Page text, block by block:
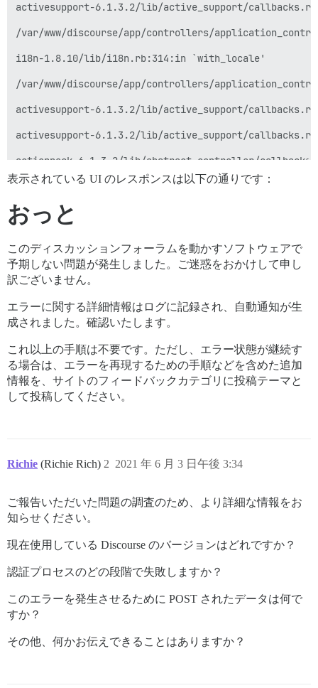
activesupport-6.1.3.2/lib/active_support/
/var/www/discourse/app/controllers/
i18n-1.8.10/lib/i18n.rb:314:in `with_locale'
/var/www/discourse/app/controllers/
activesupport-6.1.3.2/lib/active_support/
activesupport-6.1.3.2/lib/active_support/
actionpack-6.1.3.2/lib/abstract_controller/
actionpack-6.1.3.2/lib/action_controller/metal/
actionpack-6.1.3.2/lib/action_controller/metal/
activesupport-6.1.3.2/lib/active_support/
activesupport-6.1.3.2/lib/active_support/
actionpack-6.1.3.2/lib/action_controller/metal/
activerecord-6.1.3.2/lib/active_record/railties/
actionpack-6.1.3.2/lib/abstract_controller/
actionpack-6.1.3.2/lib/action_controller/
actionpack-6.1.3.2/lib/action_controller/
actionpack-6.1.3.2/lib/action_dispatch/routing/
actionpack-6.1.3.2/lib/action_dispatch/routing/
actionpack-6.1.3.2/lib/action_dispatch/journey/
actionpack-6.1.3.2/lib/action_dispatch/journey/
actionpack-6.1.3.2/lib/action_dispatch/journey/
actionpack-6.1.3.2/lib/action_dispatch/routing/
表示されている UI のレスポンスは以下の通りです：
おっと
このディスカッションフォーラムを動かすソフトウェアで
予期しない問題が発生しました。ご迷惑をおかけして申し
訳ございません。
エラーに関する詳細情報はログに記録され、自動通知が生
成されました。確認いたします。
これ以上の手順は不要です。ただし、エラー状態が継続す
る場合は、エラーを再現するための手順などを含めた追加
情報を、サイトのフィードバックカテゴリに投稿テーマと
して投稿してください。
Richie (Richie Rich) 2021 年 6 月 3 日午後 3:34
2
ご報告いただいた問題の調査のため、より詳細な情報をお
知らせください。
現在使用している Discourse のバージョンはどれですか？
認証プロセスのどの段階で失敗しますか？
このエラーを発生させるために POST されたデータは何で
すか？
その他、何かお伝えできることはありますか？